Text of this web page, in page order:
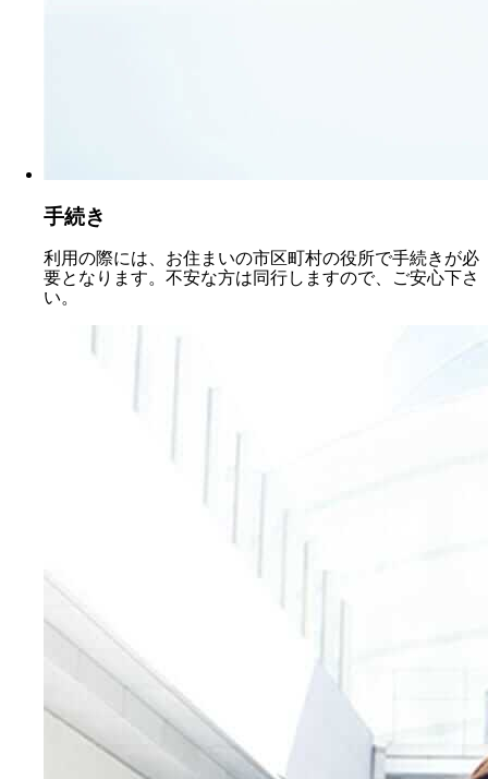
手続き
利用の際には、お住まいの市区町村の役所で手続きが必
要となります。不安な方は同行しますので、ご安心下さ
い。